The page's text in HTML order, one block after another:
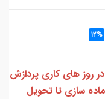
12%
روز های کاری پردازش
سازی تا تحویل